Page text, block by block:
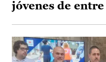
jóvenes de entre